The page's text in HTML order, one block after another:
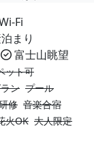
Fi
まり
富士山眺望
ット可
ン プール
修 音楽合宿
火OK 大人限定